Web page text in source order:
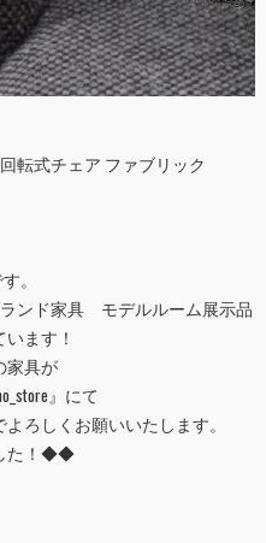
回転式チェア ファブリック
。
ンド家具 モデルルーム展示品
ます！
家具が
』にて
ろしくお願いいたします。
た！◆◆